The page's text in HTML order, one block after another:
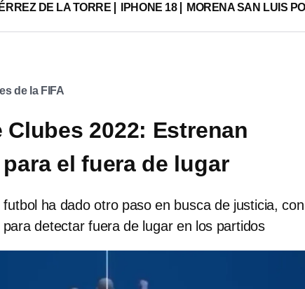
DE LA TORRE IPHONE 18 MORENA SAN LUIS
de la FIFA
Clubes 2022: Estrenan
el fuera de lugar
ha dado otro paso en busca de justicia,
detectar fuera de lugar en los partidos